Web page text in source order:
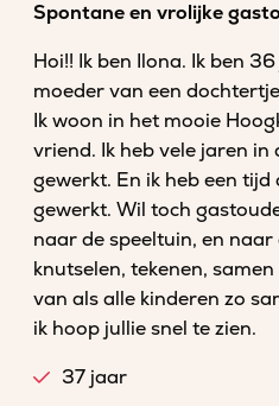
Spontane en vrolijke
Hoi!! Ik ben Ilona. Ik ben
moeder van een
Ik woon in het mooie
vriend. Ik heb vele jaren in
gewerkt. En ik heb een
gewerkt. Wil toch
naar de speeltuin, en
knutselen, tekenen,
van als alle kinderen zo
ik hoop jullie snel te zien.
37 jaar